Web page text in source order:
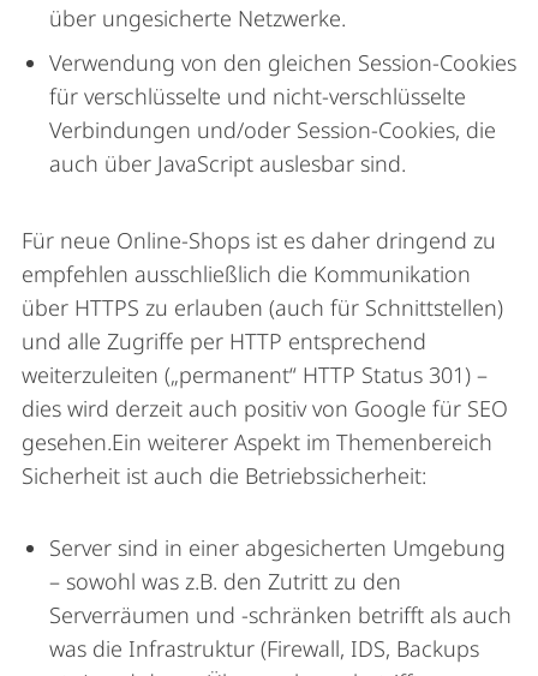
über ungesicherte Netzwerke.
Verwendung von den gleichen Session-Cookies
für verschlüsselte und nicht-verschlüsselte
Verbindungen und/oder Session-Cookies, die
auch über JavaScript auslesbar sind.
Für neue Online-Shops ist es daher dringend zu
empfehlen ausschließlich die Kommunikation
über HTTPS zu erlauben (auch für Schnittstellen)
und alle Zugriffe per HTTP entsprechend
weiterzuleiten („permanent“ HTTP Status 301) –
dies wird derzeit auch positiv von Google für SEO
gesehen.Ein weiterer Aspekt im Themenbereich
Sicherheit ist auch die Betriebssicherheit:
Server sind in einer abgesicherten Umgebung
– sowohl was z.B. den Zutritt zu den
Serverräumen und -schränken betrifft als auch
was die Infrastruktur (Firewall, IDS, Backups